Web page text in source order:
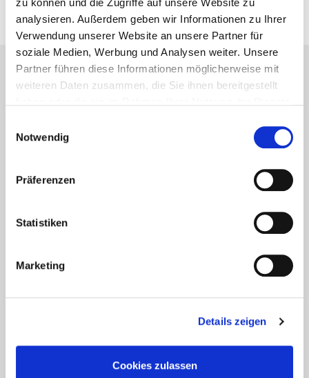
zu können und die Zugriffe auf unsere Website zu
analysieren. Außerdem geben wir Informationen zu Ihrer
Verwendung unserer Website an unsere Partner für
soziale Medien, Werbung und Analysen weiter. Unsere
Partner führen diese Informationen möglicherweise mit
weiteren Daten zusammen, die Sie ihnen bereitgestellt
Notwendig
Präferenzen
Statistiken
Marketing
Details zeigen
Cookies zulassen
Unterkünfte nach
Ferienhäuser